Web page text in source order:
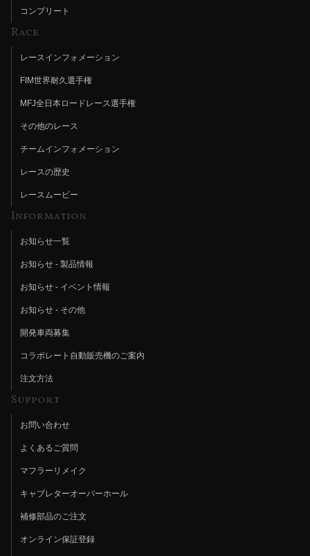
コンプリート
Race
レースインフォメーション
FIM世界耐久選手権
MFJ全日本ロードレース選手権
その他のレース
チームインフォメーション
レースの歴史
レースムービー
Information
お知らせ一覧
お知らせ - 製品情報
お知らせ - イベント情報
お知らせ - その他
開発車両募集
コラボレート自動販売機のご案内
注文方法
Support
お問い合わせ
よくあるご質問
マフラーリメイク
キャブレターオーバーホール
補修部品のご注文
オンライン保証登録